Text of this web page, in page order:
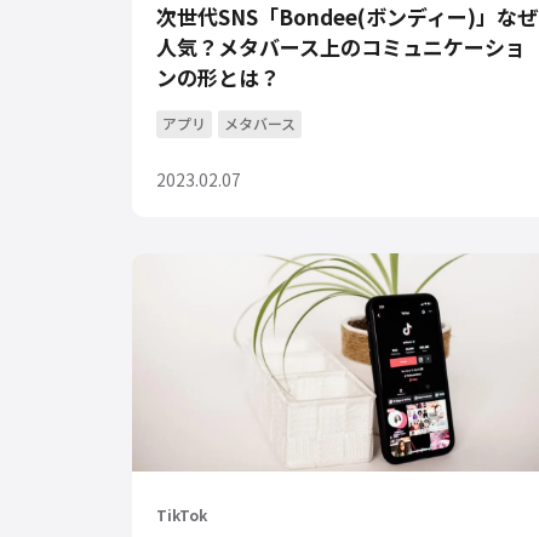
次世代SNS「Bondee(ボンディー)」なぜ
人気？メタバース上のコミュニケーショ
ンの形とは？
アプリ メタバース
2023.02.07
TikTok